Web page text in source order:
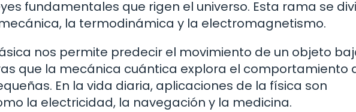
fundamentales que rigen el universo. Esta rama se
la termodinámica y la electromagnetismo.
nos permite predecir el movimiento de un objeto
que la mecánica cuántica explora el comportamiento
En la vida diaria, aplicaciones de la física son
la electricidad, la navegación y la medicina.